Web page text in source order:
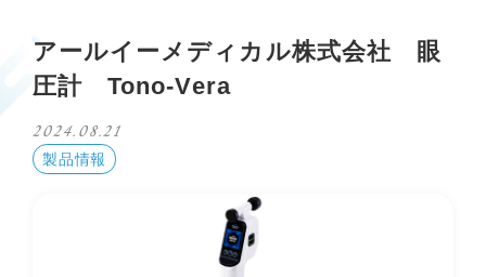
アールイーメディカル株式会社 眼
圧計 Tono-Vera
2024.08.21
製品情報